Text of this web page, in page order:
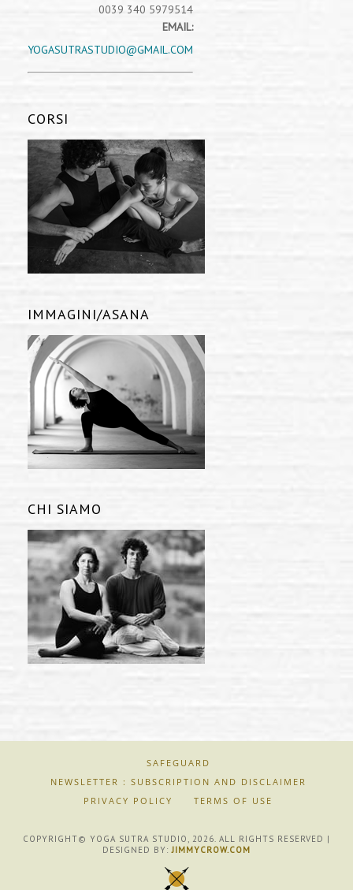
0039 340 5979514
EMAIL:
YOGASUTRASTUDIO@GMAIL.COM
CORSI
IMMAGINI/ASANA
CHI SIAMO
SAFEGUARD
NEWSLETTER : SUBSCRIPTION AND DISCLAIMER
PRIVACY POLICY
TERMS OF USE
COPYRIGHT© YOGA SUTRA STUDIO, 2026. ALL RIGHTS RESERVED |
DESIGNED BY:JIMMYCROW.COM